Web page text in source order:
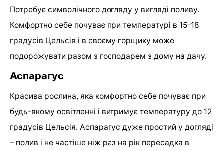
Потребує символічного догляду у вигляді поливу.
Комфортно себе почуває при температурі в 15-18
градусів Цельсія і в своєму горщику може
подорожувати разом з господарем з дому на дачу.
Аспарагус
Красива рослина, яка комфортно себе почуває при
будь-якому освітленні і витримує температуру до 12
градусів Цельсія. Аспарагус дуже простий у догляді
– полив і не частіше ніж раз на рік пересадка в